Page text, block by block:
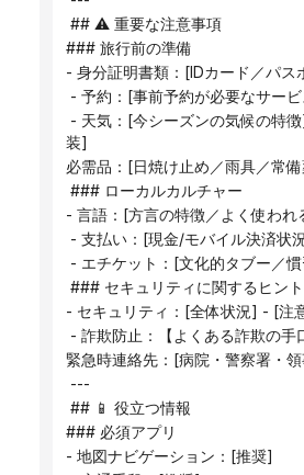
## ⚠️ 重要な注意事項
### 旅行前の準備
- 身分証明書類：[IDカード／パス
- 予約：[事前予約が必要なサー
装]
必需品：[日焼け止め／雨具／常
### ローカルカルチャー
- 言語：[方言の特徴／よく使われ
- 支払い：[現金/モバイル決済状
- エチケット：[文化的タブー／
### セキュリティに関するヒント
- セキュリティ：[全体状況] - [注
- 詐欺防止：【よくある詐欺の手
緊急時連絡先：[病院・警察署・
---
## 📱 役立つ情報
### 必須アプリ
- 地図ナビゲーション：[推奨]